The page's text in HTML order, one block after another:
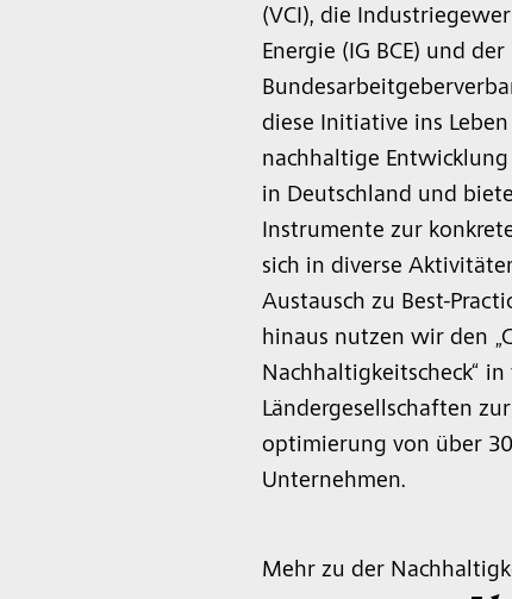
(VCI), die
Energie (IG BCE) und der
diese Initiative ins
nachhaltige
in Deutschland und
Instrumente zur
sich in diverse
Austausch zu Best-
hinaus nutzen wir den
Nachhaltigkeitscheck“
Ländergesellschaften
optimierung von über
Unternehmen.
Mehr zu der